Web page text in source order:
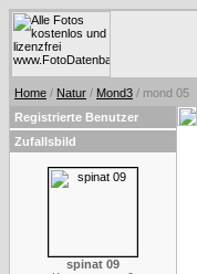
Home / Natur / Mond3 / mond 05
Registrierte Benutzer
Zufallsbild
spinat 09